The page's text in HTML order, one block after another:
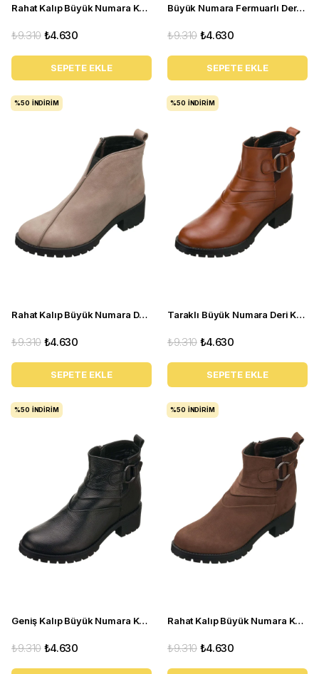
Rahat Kalıp Büyük Numara Kadın BOT YSM06 Siyah
₺4.630
₺9.310
SEPETE EKLE
Büyük Numara Fermuarlı Deri Kadın BOT YSM06 Kahve
₺4.630
₺9.310
SEPETE EKLE
Rahat Kalıp Büyük Numara Deri BOT Ysm06 Antrasit
₺4.630
₺9.310
SEPETE EKLE
%50 İNDIRIM
Taraklı Büyük Numara Deri Kadın BOT YSM26 Taba
₺4.630
₺9.310
SEPETE EKLE
%50 İNDIRIM
Geniş Kalıp Büyük Numara Kadın Bot YSM26 Siyah
₺4.630
₺9.310
%50 İNDIRIM
Rahat Kalıp Büyük Numara Kadın BOT Ysm26 Kahve
₺4.630
₺9.310
%50 İNDIRIM